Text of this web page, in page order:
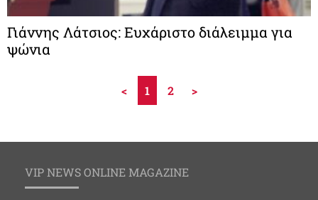
Γιάννης Λάτσιος: Ευχάριστο διάλειμμα για
ψώνια
< 1 2 >
VIP NEWS ONLINE MAGAZINE